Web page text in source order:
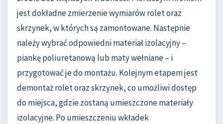
jest dokładne zmierzenie wymiarów rolet oraz
skrzynek, w których są zamontowane. Następnie
należy wybrać odpowiedni materiał izolacyjny –
piankę poliuretanową lub maty wełniane – i
przygotować je do montażu. Kolejnym etapem jest
demontaż rolet oraz skrzynek, co umożliwi dostęp
do miejsca, gdzie zostaną umieszczone materiały
izolacyjne. Po umieszczeniu wkładek